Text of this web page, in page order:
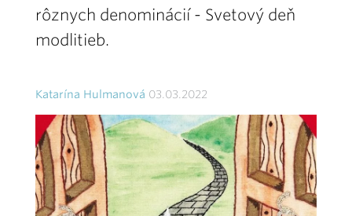
rôznych denominácií - Svetový deň
modlitieb.
Katarína Hulmanová 03.03.2022